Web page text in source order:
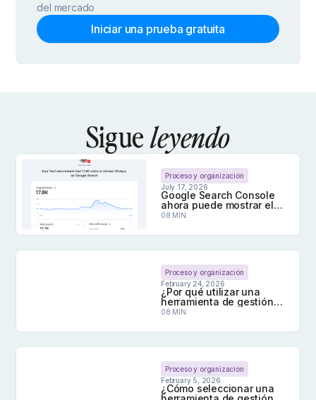
del mercado
Iniciar una prueba gratuita
Sigueleyendo
Proceso y organización
July 17, 2026
Google Search Console
ahora puede mostrar el
rendimiento de tu
búsquedas
08 MIN.
Proceso y organización
February 24, 2026
¿Por qué utilizar una
herramienta de gestión
de redes sociales en
08 MIN.
Proceso y organización
February 5, 2026
¿Cómo seleccionar una